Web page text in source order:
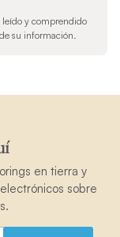
y comprendido
su información.
en tierra y
sobre